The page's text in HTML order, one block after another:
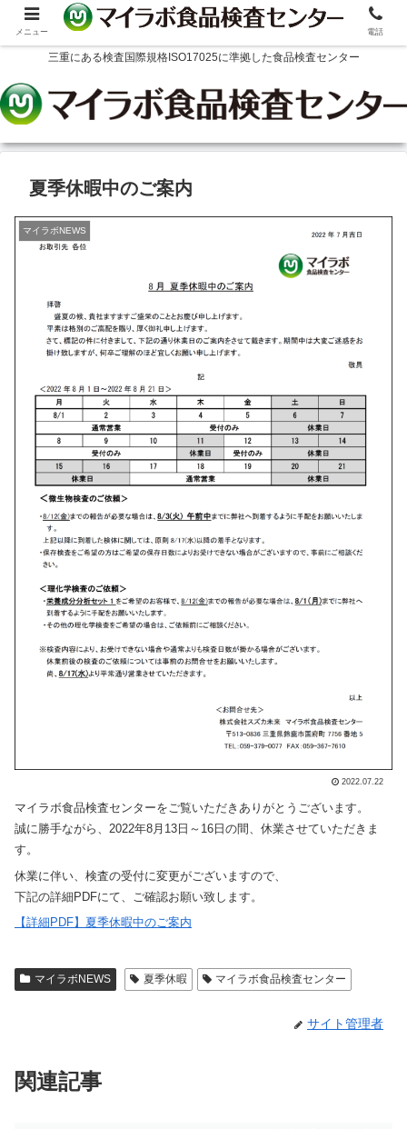
三重にある検査国際規格ISO17025に準拠した食品検査センター
夏季休暇中のご案内
マイラボNEWS
2022.07.22
マイラボ食品検査センターをご覧いただきありがとうございます。
誠に勝手ながら、2022年8月13日～16日の間、休業させていただきま
す。
休業に伴い、検査の受付に変更がございますので、
下記の詳細PDFにて、ご確認お願い致します。
【詳細PDF】夏季休暇中のご案内
マイラボNEWS 夏季休暇 マイラボ食品検査センター
サイト管理者
関連記事
メニュー 電話